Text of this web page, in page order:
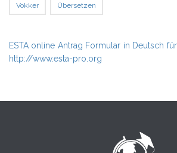
Vokker Übersetzen
ESTA online Antrag Formular in Deutsch
http://www.esta-pro.org